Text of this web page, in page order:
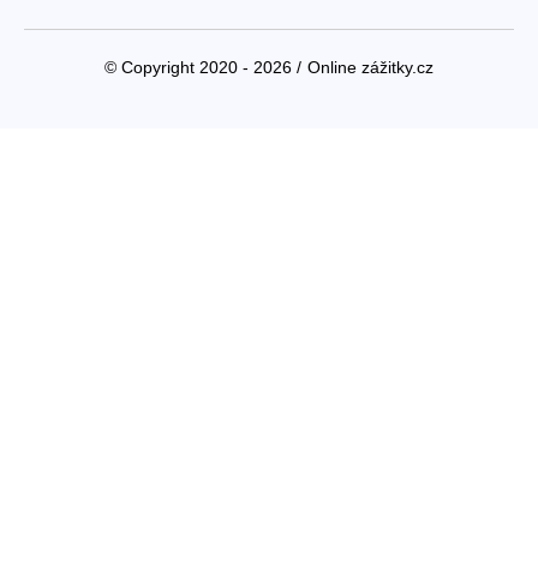
© Copyright 2020 - 2026 / Online zážitky.cz